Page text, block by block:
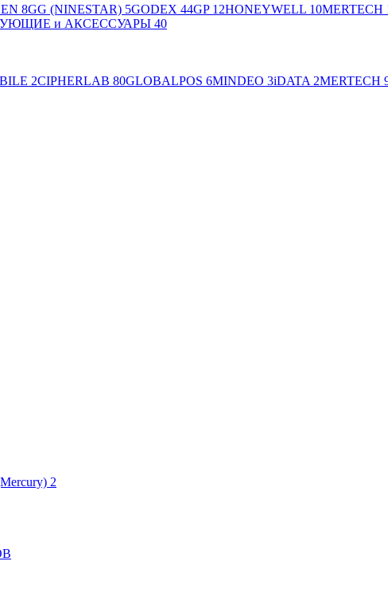
8GG (NINESTAR) 5GODEX 44GP12HONEYWELL 10MERTECH
и АКСЕССУАРЫ 40
2CIPHERLAB 80GLOBALPOS 6MINDEO 3iDATA 2MERTECH
2